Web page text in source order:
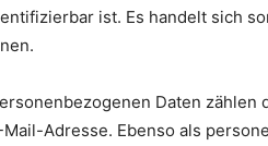
ist. Es handelt sich
Daten zählen
Adresse. Ebenso als